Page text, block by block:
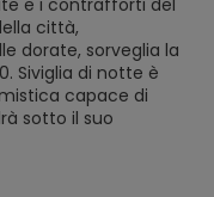
e i contrafforti del
città,
dorate, sorveglia la
Siviglia di notte è
capace di
sotto il suo